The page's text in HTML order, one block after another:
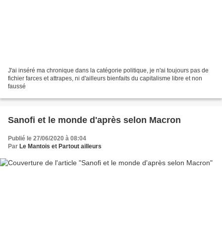
J'ai inséré ma chronique dans la catégorie politique, je n'ai toujours pas de
fichier farces et attrapes, ni d'ailleurs bienfaits du capitalisme libre et non
faussé
Sanofi et le monde d'après selon Macron
Publié le 27/06/2020 à 08:04
Par Le Mantois et Partout ailleurs